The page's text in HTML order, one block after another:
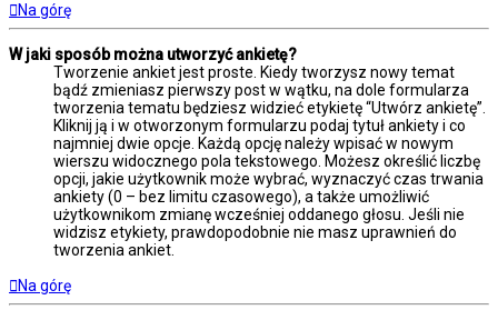
Na górę
W jaki sposób można utworzyć ankietę?
Tworzenie ankiet jest proste. Kiedy tworzysz nowy temat
bądź zmieniasz pierwszy post w wątku, na dole formularza
tworzenia tematu będziesz widzieć etykietę “Utwórz ankietę”.
Kliknij ją i w otworzonym formularzu podaj tytuł ankiety i co
najmniej dwie opcje. Każdą opcję należy wpisać w nowym
wierszu widocznego pola tekstowego. Możesz określić liczbę
opcji, jakie użytkownik może wybrać, wyznaczyć czas trwania
ankiety (0 – bez limitu czasowego), a także umożliwić
użytkownikom zmianę wcześniej oddanego głosu. Jeśli nie
widzisz etykiety, prawdopodobnie nie masz uprawnień do
tworzenia ankiet.
Na górę